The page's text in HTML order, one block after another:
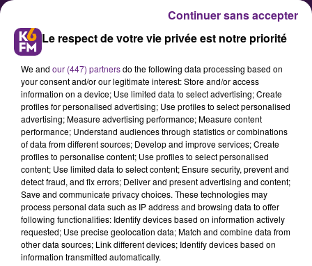
Chocolaterie de Bourgogne, la
délivrance
Ce lundi matin, le verdict
concernant l'avenir de la
Chocolaterie de Bourgogne a été
rendu. Après des mois de
Le respect de votre vie privée est notre priorité
We and our (447) partnersdo the following data processing based on
your consent and/or our legitimate interest: Store and/or access
information on a device; Use limited data to select advertising; Create
profiles for personalised advertising; Use profiles to select personalised
advertising; Measure advertising performance; Measure content
performance; Understand audiences through statistics or combinations
of data from different sources; Develop and improve services; Create
profiles to personalise content; Use profiles to select personalised
content; Use limited data to select content; Ensure security, prevent and
detect fraud, and fix errors; Deliver and present advertising and content;
Save and communicate privacy choices. These technologies may
process personal data such as IP address and browsing data to offer
following functionalities: Identify devices based on information actively
requested; Use precise geolocation data; Match and combine data from
other data sources; Link different devices; Identify devices based on
information transmitted automatically.
Continuer sans accepter